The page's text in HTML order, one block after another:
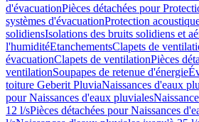
d'évacuationPièces détachées pour
systèmes d'évacuationProtection
solidiensIsolations des bruits solidiens et
l'humiditéEtanchementsClapets de
évacuationClapets de ventilationPièces
ventilationSoupapes de retenue d'énergie
toiture Geberit PluviaNaissances d'eaux
pour Naissances d'eaux pluviales
12 l/sPièces détachées pour Naissances